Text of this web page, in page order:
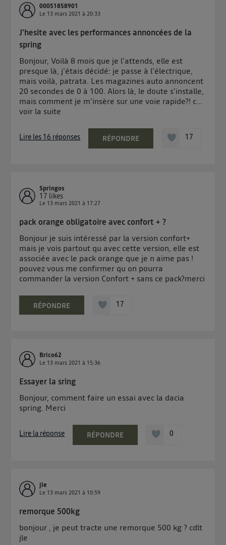
00051858901
Le 13 mars 2021 à20:33
J'hesite avec les performances annoncées de la
spring
Bonjour, Voilà 8 mois que je l'attends, elle est
presque là, j'étais décidé: je passe à l'électrique,
mais voilà, patrata. Les magazines auto annoncent
20 secondes de 0 à 100. Alors là, le doute s'installe,
mais comment je m'insère sur une voie rapide?! c...
voir la suite
Lire les 16 réponses RÉPONDRE 17
Springos
17 likes
Le 13 mars 2021 à 17:27
pack orange obligatoire avec confort + ?
Bonjour je suis intéressé par la version confort+
mais je vois partout qu avec cette version, elle est
associée avec le pack orange que je n aime pas !
pouvez vous me confirmer qu on pourra
commander la version Confort + sans ce pack?merci
RÉPONDRE 17
Brico62
Le 13 mars 2021 à 15:36
Essayer la sring
Bonjour, comment faire un essai avec la dacia
spring. Merci
Lire la réponse RÉPONDRE 0
jle
Le 13 mars 2021 à 10:59
remorque 500kg
bonjour , je peut tracte une remorque 500 kg ? cdlt
jle